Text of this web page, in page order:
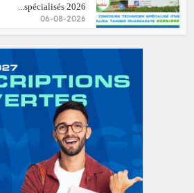
spécialisés 2026...
06-08-2026